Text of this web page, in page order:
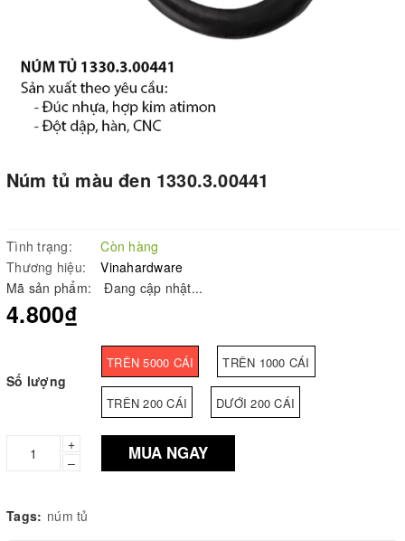
Núm tủ màu đen 1330.3.00441
Tình trạng:
Còn hàng
Thương hiệu:
Vinahardware
Mã sản phẩm:
Đang cập nhật...
4.800₫
Số lượng
TRÊN 5000 CÁI TRÊN 1000 CÁI
TRÊN 200 CÁI DƯỚI 200 CÁI
+
–
MUA NGAY
Tags: núm tủ